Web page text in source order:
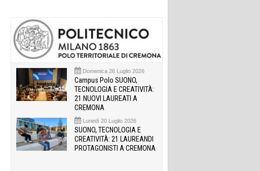
Domenica 26 Luglio 2026
Campus Polo SUONO,
TECNOLOGIA E CREATIVITÀ:
21 NUOVI LAUREATI A
CREMONA
Lunedì 20 Luglio 2026
SUONO, TECNOLOGIA E
CREATIVITÀ: 21 LAUREANDI
PROTAGONISTI A CREMONA